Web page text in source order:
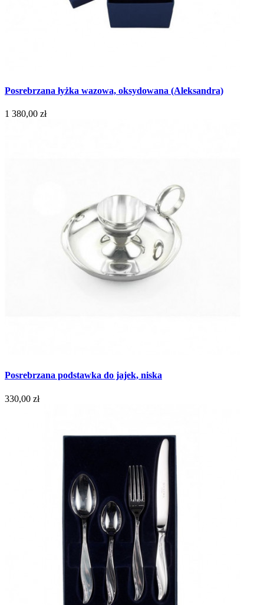
Posrebrzana łyżka wazowa, oksydowana (Aleksandra)
1 380,00 zł
Posrebrzana podstawka do jajek, niska
330,00 zł